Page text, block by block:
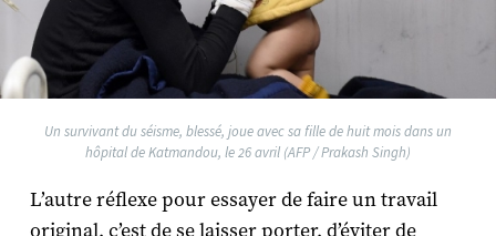
Un survivant du séisme, blessé, joue avec sa fille de huit mois dans un
hôpital de Katmandou, le 26 avril (AFP / Prakash Singh)
L’autre réflexe pour essayer de faire un travail